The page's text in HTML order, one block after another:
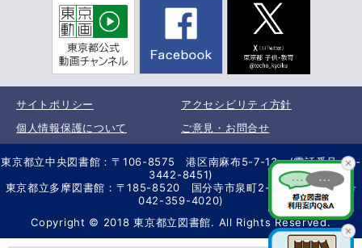
サイトポリシー
アクセシビリティ方針
個人情報保護について
ご意見・お問合せ
東京都立中央図書館：〒106-8575 港区南麻布5-7-13 (電話番号 03-
3442-8451)
東京都立多摩図書館：〒185-8520 国分寺市泉町2-2-26 (電話番号
042-359-4020)
Copyright © 2018 東京都立図書館. All Rights Reserved.